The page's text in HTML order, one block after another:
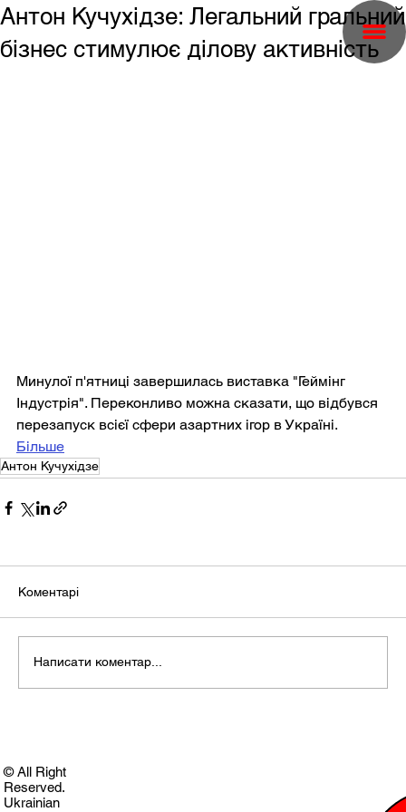
Антон Кучухідзе: Легальний гральний
бізнес стимулює ділову активність
Минулої п'ятниці завершилась виставка "Геймінг
Індустрія". Переконливо можна сказати, що відбувся
перезапуск всієї сфери азартних ігор в Україні.
Більше
Антон Кучухідзе
Коментарі
Написати коментар...
© All Right
Reserved.
Ukrainian